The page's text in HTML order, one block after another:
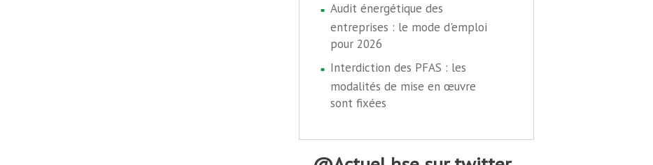
Audit énergétique des
entreprises : le mode d'emploi
pour 2026
Interdiction des PFAS : les
modalités de mise en œuvre
sont fixées